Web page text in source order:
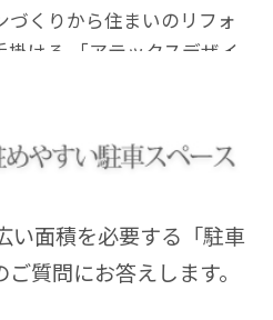
くりから住まいのリフォ
掛ける 「アテックスデザイ
表。
なプランニングを心がけて
い面積を必要する「駐車
質問にお答えします。